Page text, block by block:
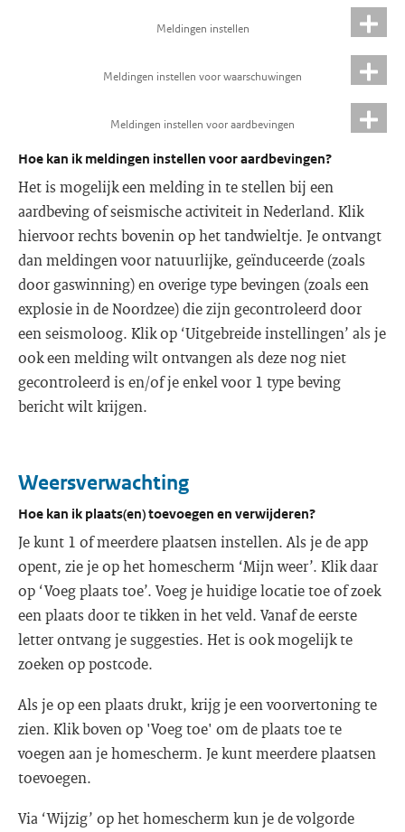
Meldingen instellen
Meldingen instellen voor waarschuwingen
Meldingen instellen voor aardbevingen
Hoe kan ik meldingen instellen voor aardbevingen?
Het is mogelijk een melding in te stellen bij een
aardbeving of seismische activiteit in Nederland. Klik
hiervoor rechts bovenin op het tandwieltje. Je ontvangt
dan meldingen voor natuurlijke, geïnduceerde (zoals
door gaswinning) en overige type bevingen (zoals een
explosie in de Noordzee) die zijn gecontroleerd door
een seismoloog. Klik op ‘Uitgebreide instellingen’ als je
ook een melding wilt ontvangen als deze nog niet
gecontroleerd is en/of je enkel voor 1 type beving
bericht wilt krijgen.
Weersverwachting
Hoe kan ik plaats(en) toevoegen en verwijderen?
Je kunt 1 of meerdere plaatsen instellen. Als je de app
opent, zie je op het homescherm ‘Mijn weer’. Klik daar
op ‘Voeg plaats toe’. Voeg je huidige locatie toe of zoek
een plaats door te tikken in het veld. Vanaf de eerste
letter ontvang je suggesties. Het is ook mogelijk te
zoeken op postcode.
Als je op een plaats drukt, krijg je een voorvertoning te
zien. Klik boven op 'Voeg toe' om de plaats toe te
voegen aan je homescherm. Je kunt meerdere plaatsen
toevoegen.
Via ‘Wijzig’ op het homescherm kun je de volgorde